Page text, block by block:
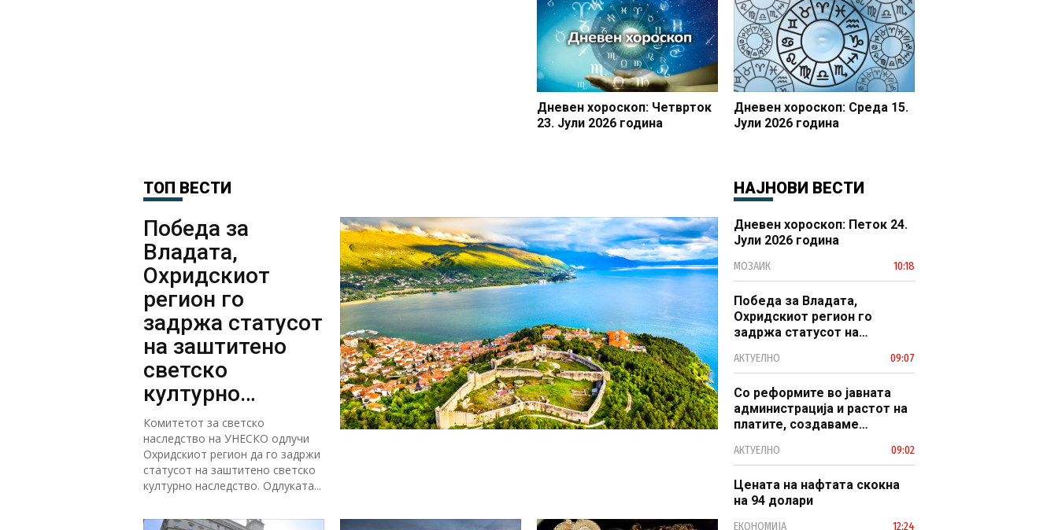
Дневен хороскоп: Четврток
23. Јули 2026 година
Дневен хороскоп: Среда 15.
Јули 2026 година
ТОП ВЕСТИ
Победа за
Владата,
Охридскиот
регион го
задржа статусот
на заштитено
светско
културно
наследство
Комитетот за светско
наследство на УНЕСКО одлучи
Охридскиот регион да го задржи
статусот на заштитено светско
културно наследство. Одлуката...
НАЈНОВИ ВЕСТИ
Дневен хороскоп: Петок 24.
Јули 2026 година
МОЗАИК 10:18
Победа за Владата,
Охридскиот регион го
задржа статусот на
наследство
АКТУЕЛНО 09:07
Со реформите во јавната
администрација и растот на
платите, создаваме
модерен јавен сектор
АКТУЕЛНО 09:02
Цената на нафтата скокна
на 94 долари
ЕКОНОМИЈА 12:24